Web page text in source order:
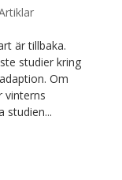
är tillbaka.
studier kring
Om
vinterns
studien...